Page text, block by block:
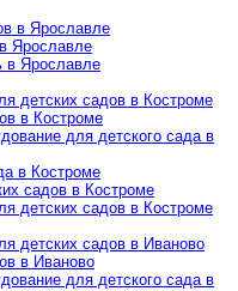
в Ярославле
Ярославле
в Ярославле
детских садов в Костроме
в Костроме
для детского сада в
в Костроме
садов в Костроме
детских садов в Костроме
детских садов в Иваново
в Иваново
для детского сада в